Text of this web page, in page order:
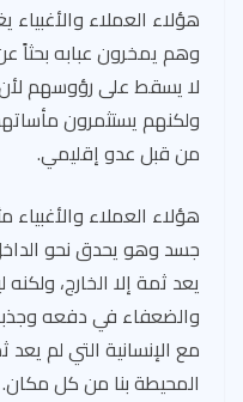
هؤلاء العملاء
وهم يمخرون عبابه
لا يسقط على رؤوسهم لأن
ولكنهم يستثمرون
من قبل عدو إقليمي.
هؤلاء العملاء
جسد وهو يحدق نحو
يعد ثمة إلا الخارج،
والضعفاء في دفعه
مع الإنسانية التي لم
المحيطة بنا من كل مكان.